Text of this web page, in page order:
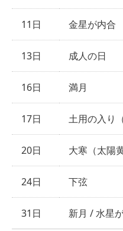
11日 金星が内合
13日 成人の日
16日 満月
17日 土用の入り
20日 大寒（太陽
24日 下弦
31日 新月 / 水星